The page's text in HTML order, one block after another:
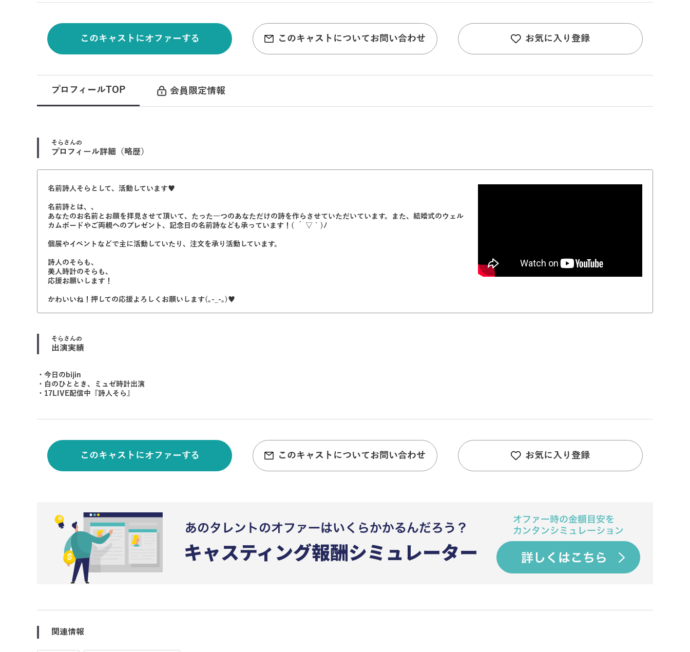
このキャストにオファーする このキャストについてお問い合わせ お気に入り登録
プロフィールTOP 会員限定情報
そら さんの
プロフィール詳細（略歴）
名前詩人そらとして、活動しています♥︎
名前詩とは、、
あなたのお名前とお顔を拝見させて頂いて、たった一つのあなただけの詩を作らさせていただいています。また、結婚式のウェル
カムボードやご両親へのプレゼント、記念日の名前詩なども承っています！( ´ ▽ ` )ﾉ
個展やイベントなどで主に活動していたり、注文を承り活動しています。
詩人のそらも、
美人時計のそらも、
応援お願いします！
かわいいね！押しての応援よろしくお願いします(｡-_-｡)♥︎
そら さんの
出演実績
・今日のbijin
・白のひととき、ミュゼ時計出演
・17LIVE配信中『詩人そら』
このキャストにオファーする このキャストについてお問い合わせ お気に入り登録
関連情報